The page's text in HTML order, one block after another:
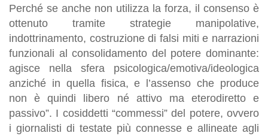
Perché se anche non utilizza la forza, il consenso è
ottenuto tramite strategie manipolative,
indottrinamento, costruzione di falsi miti e narrazioni
funzionali al consolidamento del potere dominante:
agisce nella sfera psicologica/emotiva/ideologica
anziché in quella fisica, e l’assenso che produce
non è quindi libero né attivo ma eterodiretto e
passivo”. I cosiddetti “commessi” del potere, ovvero
i giornalisti di testate più connesse e allineate agli